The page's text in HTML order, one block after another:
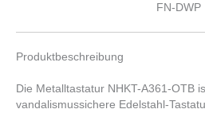
FN-DWP
Produktbeschreibung
Die Metalltastatur NHKT-A361-OTB
vandalismussichere Edelstahl-